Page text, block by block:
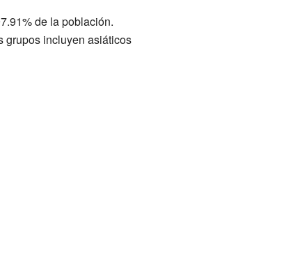
de la población.
grupos incluyen asiáticos